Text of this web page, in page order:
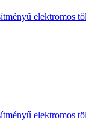
elektromos
elektromos